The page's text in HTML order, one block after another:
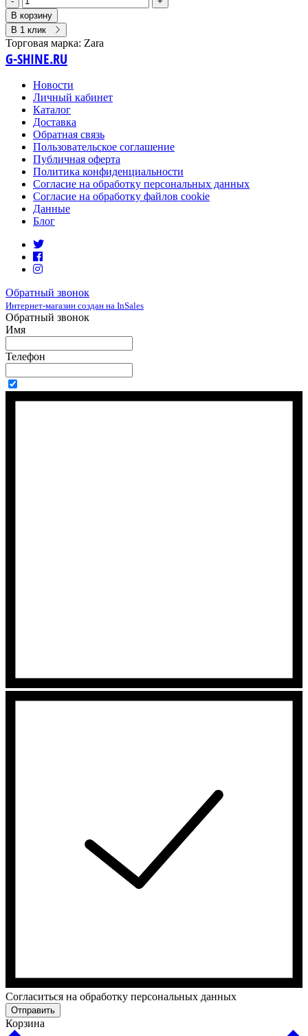
В корзину
В 1 клик
Торговая марка: Zara
G-SHINE.RU
Новости
Личный кабинет
Каталог
Доставка
Обратная связь
Пользовательское соглашение
Публичная оферта
Политика конфиденциальности
Согласие на обработку персональных данных
Согласие на обработку файлов cookie
Данные
Блог
Обратный звонок
Интернет-магазин создан на InSales
Обратный звонок
Имя
Телефон
Cогласиться на обработку персональных данных
Отправить
Корзина